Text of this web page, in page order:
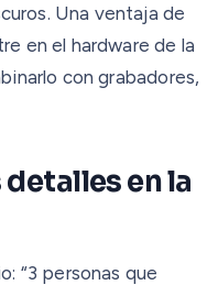
Una ventaja de
en el hardware de la
con grabadores,
en la
“3 personas que